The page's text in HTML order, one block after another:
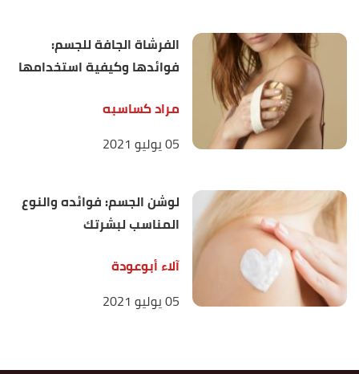
الفرشاة الجافة للجسم:
فوائدها وكيفية استخدامها
مراد كساسبه
05 يوليو 2021
لوشن الجسم: فوائده والنوع
المناسب لبشرتك
آلاء أبوعودة
05 يوليو 2021